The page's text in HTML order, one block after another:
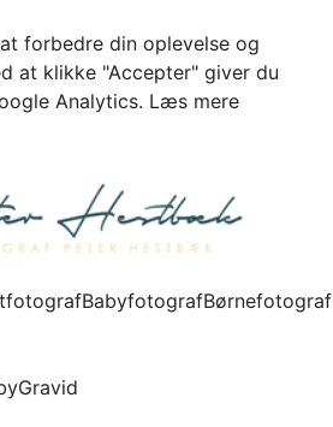
forbedre din oplevelse og
at klikke "Accepter" giver du
Analytics. Læs mere
BabyfotografBørnefotograf
Gravid